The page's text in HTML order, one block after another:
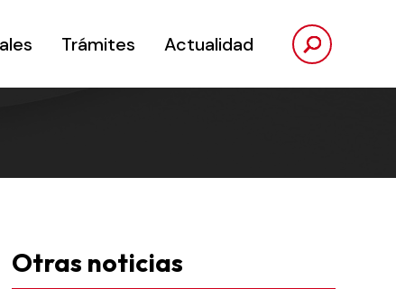
Trámites Actualidad
Otras noticias